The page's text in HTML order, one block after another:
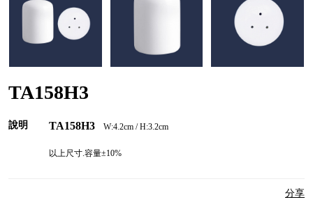
TA158H3
說明 TA158H3 W:4.2cm / H:3.2cm
以上尺寸.容量±10%
分享